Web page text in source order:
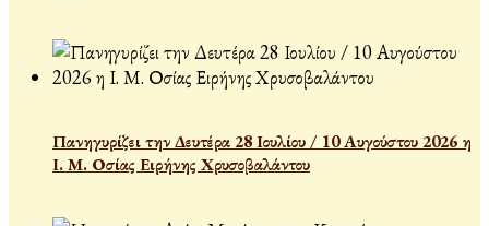
Πανηγυρίζει την Δευτέρα 28 Ιουλίου / 10 Αυγούστου 2026 η
Ι. Μ. Οσίας Ειρήνης Χρυσοβαλάντου